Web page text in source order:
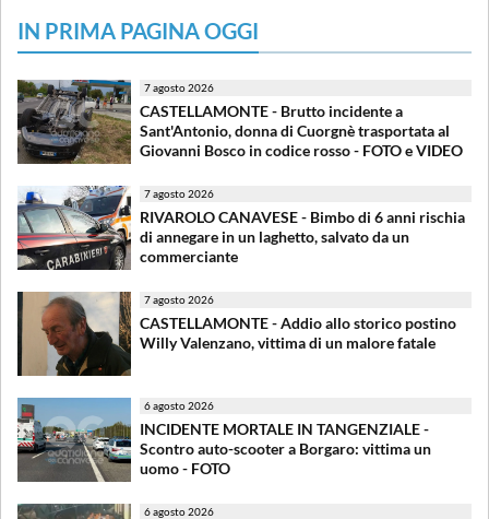
IN PRIMA PAGINA OGGI
7 agosto 2026
CASTELLAMONTE - Brutto incidente a
Sant'Antonio, donna di Cuorgnè trasportata al
Giovanni Bosco in codice rosso - FOTO e VIDEO
7 agosto 2026
RIVAROLO CANAVESE - Bimbo di 6 anni rischia
di annegare in un laghetto, salvato da un
commerciante
7 agosto 2026
CASTELLAMONTE - Addio allo storico postino
Willy Valenzano, vittima di un malore fatale
6 agosto 2026
INCIDENTE MORTALE IN TANGENZIALE -
Scontro auto-scooter a Borgaro: vittima un
uomo - FOTO
6 agosto 2026